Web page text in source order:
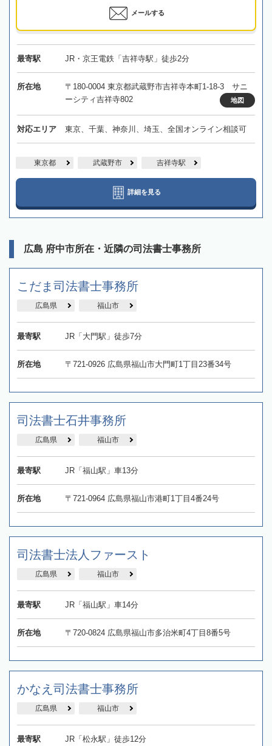
メールする
最寄駅 JR・京王電鉄「吉祥寺駅」徒歩2分
所在地
〒180-0004 東京都武蔵野市吉祥寺本町1-18-3 サニ
ーシティ吉祥寺802
地図
対応エリア 東京、千葉、神奈川、埼玉、全国オンライン相談可
東京都 武蔵野市 吉祥寺駅
詳細を見る
広島 府中市所在・近隣の司法書士事務所
こだま司法書士事務所
広島県 福山市
最寄駅 JR「大門駅」徒歩7分
所在地 〒721-0926 広島県福山市大門町1丁目23番34号
司法書士石井事務所
広島県 福山市
最寄駅 JR「福山駅」車13分
所在地 〒721-0964 広島県福山市港町1丁目4番24号
司法書士法人ファースト
広島県 福山市
最寄駅 JR「福山駅」車14分
所在地 〒720-0824 広島県福山市多治米町4丁目8番5号
かなえ司法書士事務所
広島県 福山市
最寄駅 JR「松永駅」徒歩12分